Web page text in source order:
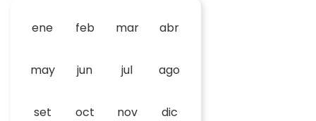
ene feb mar abr
may jun jul ago
set oct nov dic